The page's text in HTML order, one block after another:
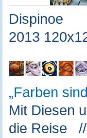
Dispinoe
2013
Farben
Mit Diesen
die Reise